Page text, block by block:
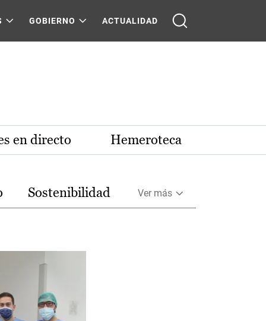
GOBIERNO ACTUALIDAD
en directo Hemeroteca
Sostenibilidad Ver más